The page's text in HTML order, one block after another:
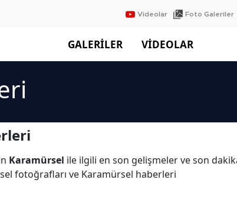
Videolar Foto Galeriler
GALERİLER VİDEOLAR
Karamürsel ile ilgili en son gelişmeler ve son
fotoğrafları ve Karamürsel haberleri